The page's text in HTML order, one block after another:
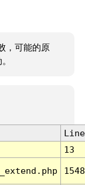
，可能的原
Line
13
1548